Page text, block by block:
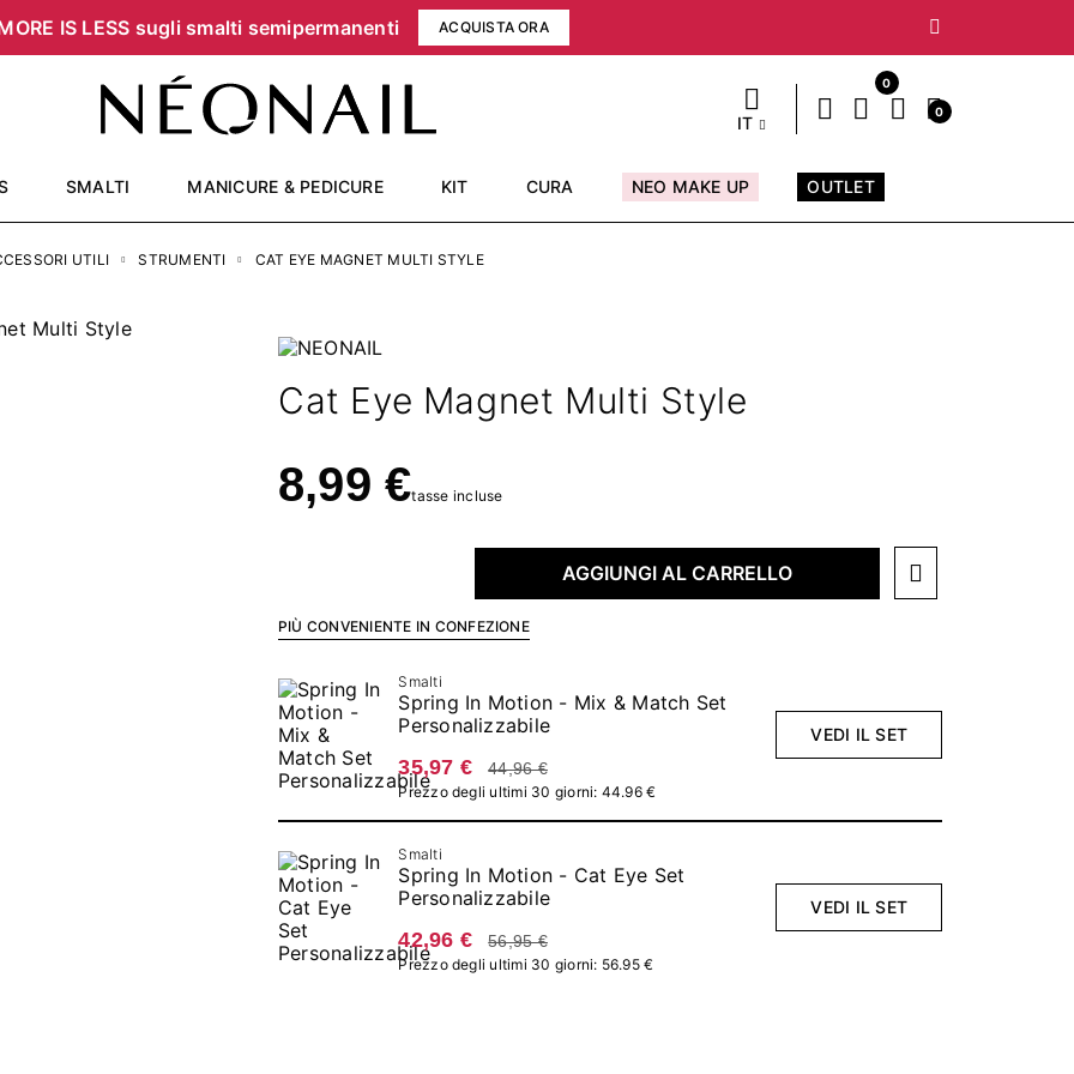
IS LESS sugli smalti semipermanenti ACQUISTA ORA
IT
0
0
SMALTI MANICURE & PEDICURE KIT CURA NEO MAKE UP OUTLET
UTILI STRUMENTI CAT EYE MAGNET MULTI STYLE
Cat Eye Magnet Multi Style
8,99 €tasse incluse
AGGIUNGI AL CARRELLO
PIÙ CONVENIENTE IN CONFEZIONE
Smalti
Spring In Motion - Mix & Match Set
Personalizzabile
35,97 €
44,96 €
Prezzo degli ultimi 30 giorni: 44.96 €
VEDI IL SET
Smalti
Spring In Motion - Cat Eye Set
Personalizzabile
42,96 €
56,95 €
Prezzo degli ultimi 30 giorni: 56.95 €
VEDI IL SET